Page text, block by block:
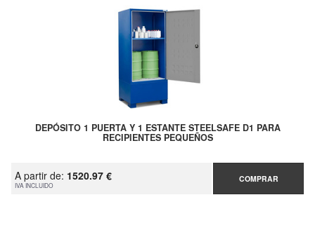
DEPÓSITO 1 PUERTA Y 1 ESTANTE STEELSAFE D1 PARA
RECIPIENTES PEQUEÑOS
A partir de: 1520.97 €
IVA INCLUIDO
COMPRAR